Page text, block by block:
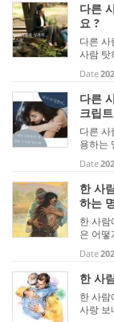
다른
요 ?
다른 사
사람 탓
ght) 명
탓...
Date
다른
크립트
다른
용하는
우기
세...
Date
한 사
하는
한 사
은 어떻
부정적
(Me...
Date
한 사
한 사람
사랑 보